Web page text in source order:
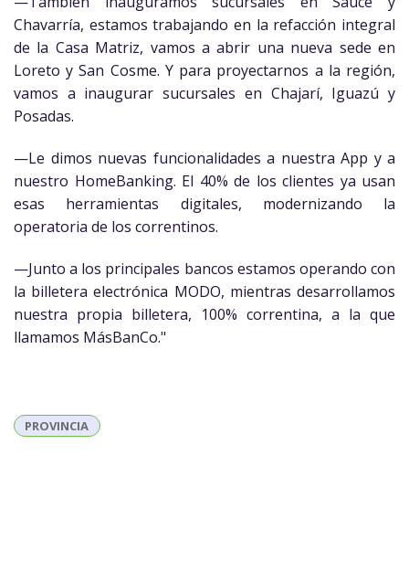
Chavarría, estamos trabajando en la refacción integral
de la Casa Matriz, vamos a abrir una nueva sede en
Loreto y San Cosme. Y para proyectarnos a la región,
vamos a inaugurar sucursales en Chajarí, Iguazú y
Posadas.
—Le dimos nuevas funcionalidades a nuestra App y a
nuestro HomeBanking. El 40% de los clientes ya usan
esas herramientas digitales, modernizando la
operatoria de los correntinos.
—Junto a los principales bancos estamos operando con
la billetera electrónica MODO, mientras desarrollamos
nuestra propia billetera, 100% correntina, a la que
llamamos MásBanCo."
PROVINCIA